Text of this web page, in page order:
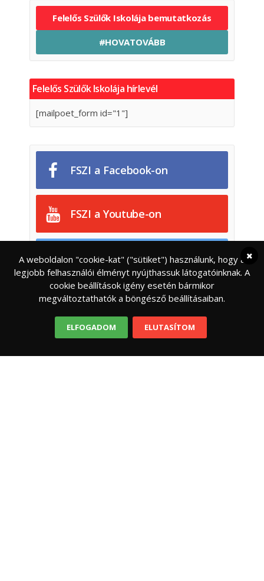
Felelős Szülők Iskolája bemutatkozás
#HOVATOVÁBB
Felelős Szülők Iskolája hírlevél
[mailpoet_form id="1"]
FSZI a Facebook-on
FSZI a Youtube-on
FSZI Blog
A weboldalon "cookie-kat" ("sütiket") használunk, hogy a
legjobb felhasználói élményt nyújthassuk látogatóinknak. A
cookie beállítások igény esetén bármikor
megváltoztathatók a böngésző beállításaiban.
ELFOGADOM ELUTASÍTOM